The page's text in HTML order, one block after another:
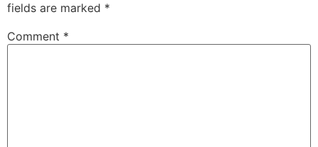
fields are marked *
Comment *